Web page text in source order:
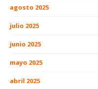
agosto 2025
julio 2025
junio 2025
mayo 2025
abril 2025